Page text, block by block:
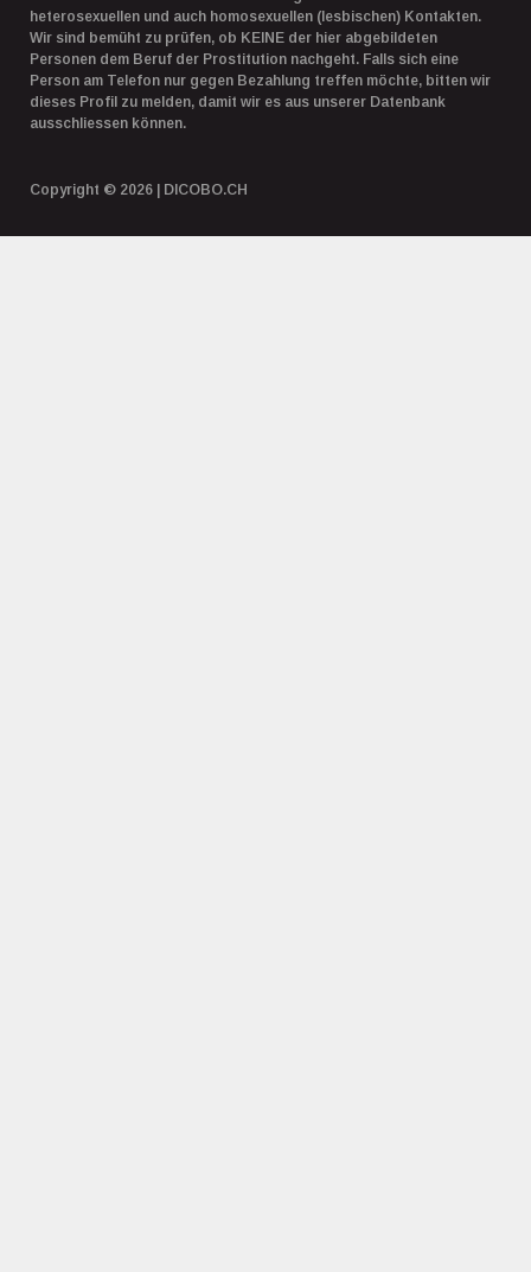
heterosexuellen und auch homosexuellen (lesbischen) Kontakten.
Wir sind bemüht zu prüfen, ob KEINE der hier abgebildeten
Personen dem Beruf der Prostitution nachgeht. Falls sich eine
Person am Telefon nur gegen Bezahlung treffen möchte, bitten wir
dieses Profil zu melden, damit wir es aus unserer Datenbank
ausschliessen können.
Copyright © 2026 | DICOBO.CH